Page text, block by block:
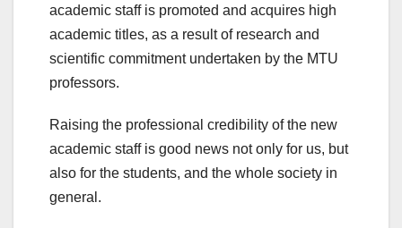
academic staff is promoted and acquires high
academic titles, as a result of research and
scientific commitment undertaken by the MTU
professors.
Raising the professional credibility of the new
academic staff is good news not only for us, but
also for the students, and the whole society in
general.